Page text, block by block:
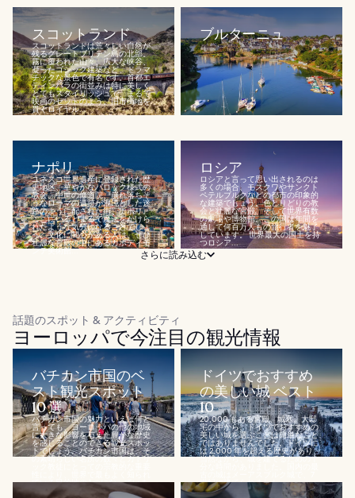
スコットランド
スコットランドは荒々しい自然が
残るグレートブリテン島の北部。
霧に覆われた山々、広大な峡谷、
凝ったゴシック建築など、ドラマ
チックな景色で有名です。首都エ
ディンバラの街並みは特に美しく
とてもスタイリッシュで、まるで
映画のセットのよう。旧市街地を
貫くロイヤル...
ブルターニュ
ナポリ
ユネスコ世界遺産に登録された歴
史地区、華やかなバロック様式の
教会、中世の修道院、崩れ落ちそ
うなローマの遺跡が混沌とした迷
路のように配された街、ナポリ。
ここにいるとまるで魔法をかけら
れたような気分になることでしょ
う。文化に関心がある人は、ぜひ
壮麗な宮殿の中にあるカポディモ
ンテ美術館...
ロシア
ロシアと言って思い出されるのは
多くの場合、モスクワやサンクト
ペテルブルクなどの都市の印象的
な建築でしょう。色とりどりの教
会と壮麗な宮殿、そして世界有数
の劇場や博物館。この国は年間を
通して何百万人もの旅行者を魅了
しています。 世界最大の国土を持
つロシア...
さらに読み込む
話題のスポット & アクティビティ
ヨーロッパで今注目の観光情報
バチカン市国のベ
スト観光スポット
10 選
バチカン市国の魅力といえば何と
言っても、ヨーロッパの他の地域
に大きな影響を与えた豊かな歴史
を感じることのできる観光スポッ
トでしょう。バチカン市国は、そ
の素晴らしい名所の数々とカトリ
ている目的地の 1 つになっていま
す。...
ドイツでおすすめ
の美しい城 ベスト
10
20,000 もある宮殿、城塞、大邸
宅の中から、ドイツでおすすめの
美しい城を選ぶことは簡単なこと
ではありませんでした。ドイツに
は 2,000 年を超える歴史があり、
当然ながら、城を建てるための十
世紀に建てられました。...